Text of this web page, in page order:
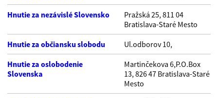
Hnutie za nezávislé Slovensko
Pražská 25, 811 04
Bratislava-Staré Mesto
Hnutie za občiansku slobodu Ul.odborov 10,
Hnutie za oslobodenie
Slovenska
Martinčekova 6,P.O.Box
13, 826 47 Bratislava-Staré
Mesto